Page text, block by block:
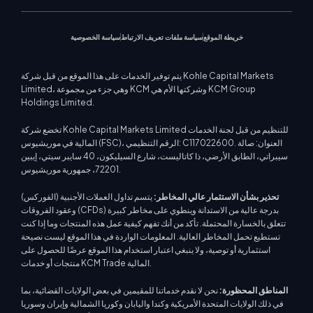
سياسة الخصوصية سياسة ملفات تعريف الارتباط خريطة الموقع
يتم توفير الخدمات على هذا الموقع من قبل شركة Kohle Capital Markets
Limited، وهي جزء من مجموعة KCM وشركتها الأم هي KCM Group
Holdings Limited.
تخضع شركة Kohle Capital Markets Limited للتنظيم من قبل لجنة الخدمات
المالية في موريشيوس (FSC)، الرقم التنظيمي: C117022600. العنوان: صالة
سيبراتي، الطابق الأرضي، ذا كاتاليست، شارع السيليكون، 40 سايبر سيتي، إيبين
72201، جمهورية موريشيوس.
تحذير بشأن الاستثمار عالي المخاطر: يتسم تداول العملات الأجنبية (الفوركس)
وعقود الفروقات (CFDs) بدرجة عالية من الاستدانة وينطوي على مخاطر كبيرة
تتعلق بالخسارة المحتملة. تأكد من أنك تفهم كيفية عمل هذه المنتجات وما إذا كنت
تستطيع تحمل المخاطر العالية. المعلومات الواردة في هذا الموقع ليست نصيحة
استثمارية أو توصية، ولا ينبغي اعتبار استخدام هذا الموقع عرضًا للحصول على
منتجات أو خدمات KCM Trade المالية.
المناطق المحظورة: نحن لا نقدم خدماتنا للمقيمين في بعض الولايات القضائية، بما
في ذلك الولايات المتحدة الأمريكية وكندا واليابان وكوريا الشمالية وإيران وسوريا